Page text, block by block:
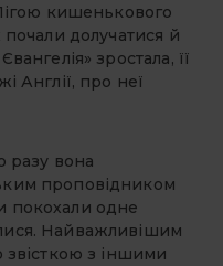
кишенькового
долучатися й
зростала, її
Англії, про неї
разу вона
проповідником
покохали одне
Найважливішим
звісткою з іншими